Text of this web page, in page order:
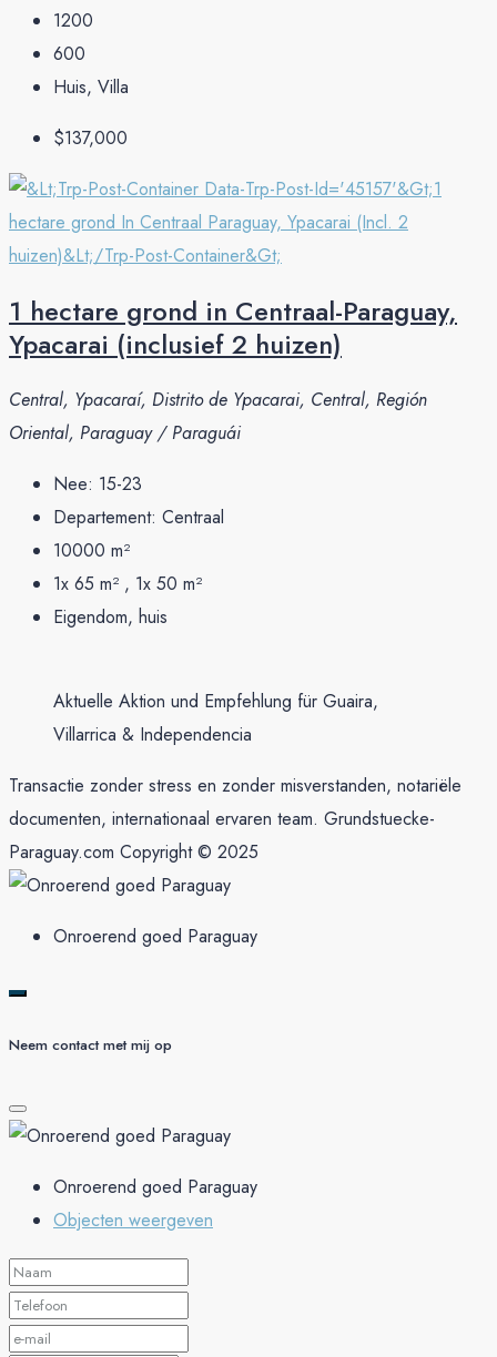
1200
600
Huis, Villa
$137,000
1 hectare grond in Centraal-Paraguay,
Ypacarai (inclusief 2 huizen)
Central, Ypacaraí, Distrito de Ypacarai, Central, Región
Oriental, Paraguay / Paraguái
Nee: 15-23
Departement: Centraal
10000 m²
1x 65 m² , 1x 50 m²
Eigendom, huis
Aktuelle Aktion und Empfehlung für Guaira,
Villarrica & Independencia
Transactie zonder stress en zonder misverstanden, notariële
documenten, internationaal ervaren team. Grundstuecke-
Paraguay.com Copyright © 2025
Onroerend goed Paraguay
Neem contact met mij op
Onroerend goed Paraguay
Objecten weergeven